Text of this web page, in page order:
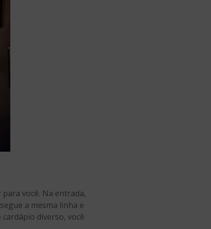
você. Na entrada,
a mesma linha e
diverso, você